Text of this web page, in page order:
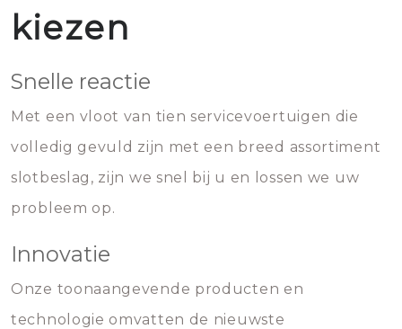
kiezen
Snelle reactie
Met een vloot van tien servicevoertuigen die
volledig gevuld zijn met een breed assortiment
slotbeslag, zijn we snel bij u en lossen we uw
probleem op.
Innovatie
Onze toonaangevende producten en
technologie omvatten de nieuwste